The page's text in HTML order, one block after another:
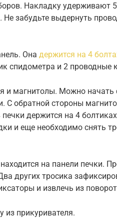
Накладку удерживают
Не забудьте выдернуть
Она держится на 4
спидометра и 2 проводные
и магнитолы. Можно начать
С обратной стороны
держится на 4
и еще необходимо снять
на панели печки.
других тросика
и извлечь из
из прикуривателя.